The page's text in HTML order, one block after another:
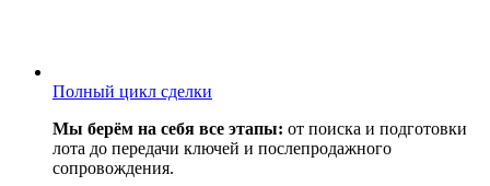
Полный цикл сделки
Мы берём на себя все этапы: от поиска и подготовки
лота до передачи ключей и послепродажного
сопровождения.